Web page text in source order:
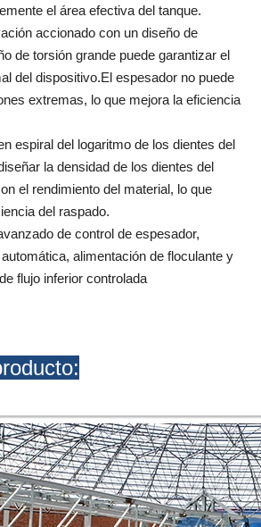
el área efectiva del tanque.
accionado con un diseño de
de torsión grande puede garantizar el
del dispositivo.El espesador no puede
extremas, lo que mejora la eficiencia
espiral del logaritmo de los dientes del
la densidad de los dientes del
el rendimiento del material, lo que
del raspado.
de control de espesador,
alimentación de floculante y
flujo inferior controlada